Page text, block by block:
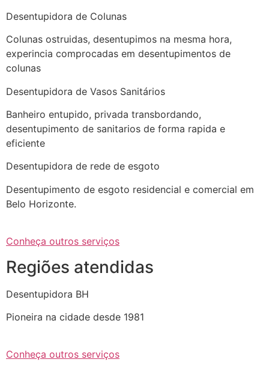
Desentupidora de Colunas
Colunas ostruidas, desentupimos na mesma hora,
experincia comprocadas em desentupimentos de
colunas
Desentupidora de Vasos Sanitários
Banheiro entupido, privada transbordando,
desentupimento de sanitarios de forma rapida e
eficiente
Desentupidora de rede de esgoto
Desentupimento de esgoto residencial e comercial em
Belo Horizonte.
Conheça outros serviços
Regiões atendidas
Desentupidora BH
Pioneira na cidade desde 1981
Conheça outros serviços